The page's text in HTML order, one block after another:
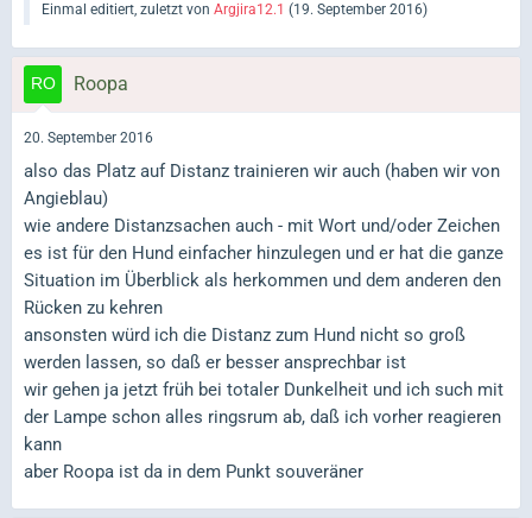
Einmal editiert, zuletzt von Argjira12.1 (19. September 2016)
Roopa
20. September 2016
also das Platz auf Distanz trainieren wir auch (haben wir von
Angieblau)
wie andere Distanzsachen auch - mit Wort und/oder Zeichen
es ist für den Hund einfacher hinzulegen und er hat die ganze
Situation im Überblick als herkommen und dem anderen den
Rücken zu kehren
ansonsten würd ich die Distanz zum Hund nicht so groß
werden lassen, so daß er besser ansprechbar ist
wir gehen ja jetzt früh bei totaler Dunkelheit und ich such mit
der Lampe schon alles ringsrum ab, daß ich vorher reagieren
kann
aber Roopa ist da in dem Punkt souveräner